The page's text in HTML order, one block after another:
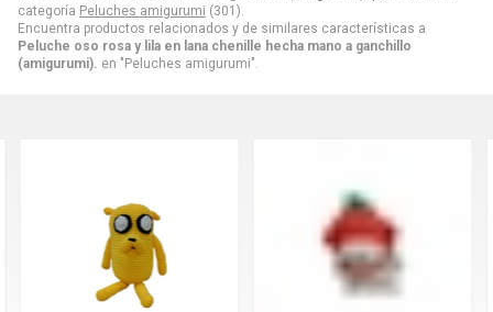
categoría Peluches amigurumi (301).
Encuentra productos relacionados y de similares características a
Peluche oso rosa y lila en lana chenille hecha mano a ganchillo
(amigurumi). en "Peluches amigurumi".